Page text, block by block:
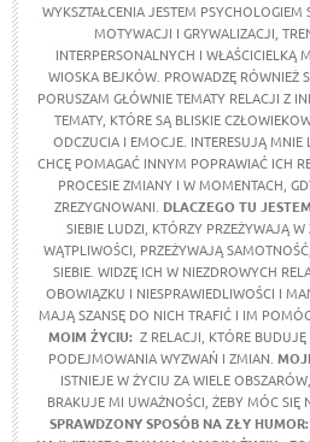
WYKSZTAŁCENIA JESTEM PSYCHOLOGIEM
MOTYWACJI I GRYWALIZACJI,
INTERPERSONALNYCH I WŁAŚCICIELKĄ
WIOSKA BEJKÓW. PROWADZĘ RÓWNIEŻ
PORUSZAM GŁÓWNIE TEMATY RELACJI Z
TEMATY, KTÓRE SĄ BLISKIE
ODCZUCIA I EMOCJE. INTERESUJĄ MNIE
CHCĘ POMAGAĆ INNYM POPRAWIAĆ ICH
PROCESIE ZMIANY I W MOMENTACH,
ZREZYGNOWANI. DLACZEGO TU
SIEBIE LUDZI, KTÓRZY PRZEŻYWAJĄ
WĄTPLIWOŚCI, PRZEŻYWAJĄ
SIEBIE. WIDZĘ ICH W NIEZDROWYCH
OBOWIĄZKU I NIESPRAWIEDLIWOŚCI I
MAJĄ SZANSĘ DO NICH TRAFIĆ I IM
MOIM ŻYCIU:Z RELACJI, KTÓRE
PODEJMOWANIA WYZWAŃ I ZMIAN.
ISTNIEJE W ŻYCIU ZA WIELE
BRAKUJE MI UWAŻNOŚCI, ŻEBY MÓC SIĘ
SPRAWDZONY SPOSÓB NA ZŁY HUMOR: